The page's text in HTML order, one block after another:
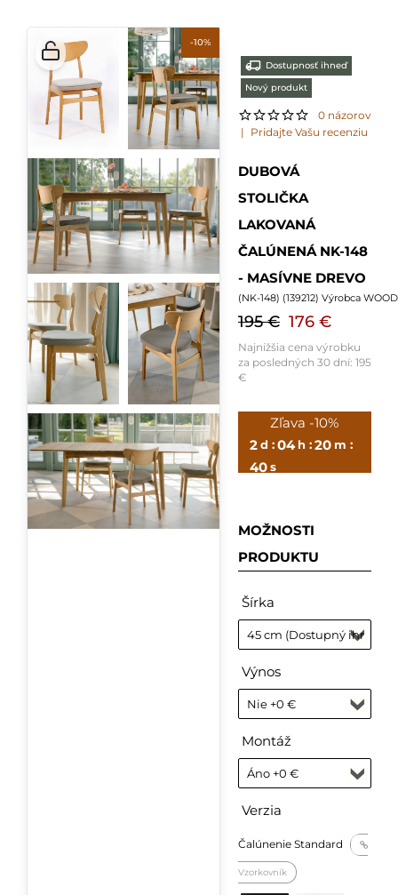
-10%
Dostupnosť ihneď
Nový produkt
0 názorov
| Pridajte Vašu recenziu
DUBOVÁ
STOLIČKA
LAKOVANÁ
ČALÚNENÁ NK-148
- MASÍVNE DREVO
(NK-148) (139212) Výrobca
195 € 176 €
Najnižšia cena výrobku
za posledných 30 dní: 195
€
Zľava -10%
2d :04 h :20 m :
39 s
MOŽNOSTI
PRODUKTU
Šírka
Výnos
Montáž
Verzia
Čalúnenie Standard
Vzorkovník